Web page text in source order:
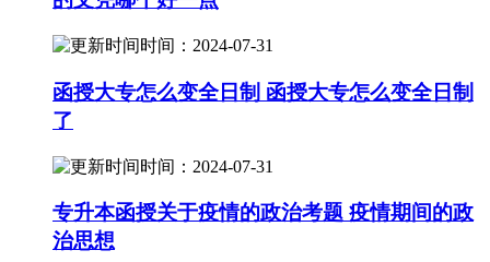
时间：2024-07-31
函授大专怎么变全日制 函授大专怎么变全日制
了
时间：2024-07-31
专升本函授关于疫情的政治考题 疫情期间的政
治思想